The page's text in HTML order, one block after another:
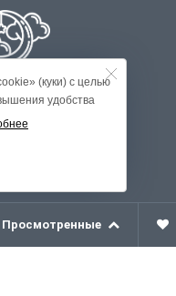
Просмотренные
(куки) с целью
удобства